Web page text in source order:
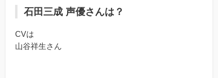
石田三成 声優さんは？
CVは
山谷祥生さん